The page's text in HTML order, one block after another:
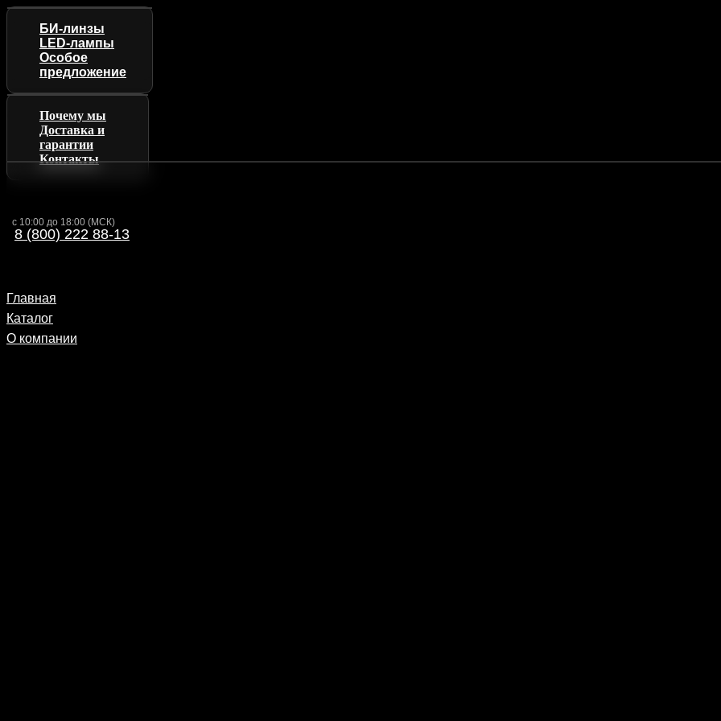
с 10:00 до 18:00 (МСК)
8 (800) 222 88-13
Главная
Каталог
О компании
БИ-линзы
LED-лампы
Особое
предложение
Почему мы
Доставка и
гарантии
Контакты